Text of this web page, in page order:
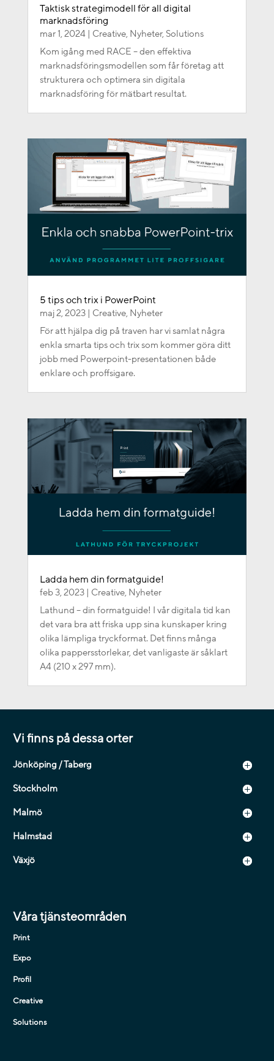
Taktisk strategimodell för all digital
marknadsföring
mar 1, 2024| Creative, Nyheter, Solutions
Kom igång med RACE – den effektiva
marknadsföringsmodellen som får företag att
strukturera och optimera sin digitala
marknadsföring för mätbart resultat.
5 tips och trix i PowerPoint
maj 2, 2023| Creative, Nyheter
För att hjälpa dig på traven har vi samlat några
enkla smarta tips och trix som kommer göra ditt
jobb med Powerpoint-presentationen både
enklare och proffsigare.
Ladda hem din formatguide!
feb 3, 2023| Creative, Nyheter
Lathund – din formatguide! I vår digitala tid kan
det vara bra att friska upp sina kunskaper kring
olika lämpliga tryckformat. Det finns många
olika pappersstorlekar, det vanligaste är såklart
A4 (210 x 297 mm).
Vi finns på dessa orter
Jönköping / Taberg
Stockholm
Malmö
Halmstad
Växjö
Våra tjänsteområden
Print
Expo
Profil
Creative
Solutions